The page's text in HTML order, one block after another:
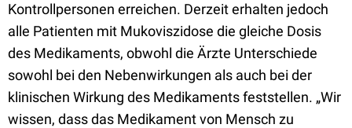
Kontrollpersonen erreichen. Derzeit erhalten jedoch
alle Patienten mit Mukoviszidose die gleiche Dosis
des Medikaments, obwohl die Ärzte Unterschiede
sowohl bei den Nebenwirkungen als auch bei der
klinischen Wirkung des Medikaments feststellen. „Wir
wissen, dass das Medikament von Mensch zu